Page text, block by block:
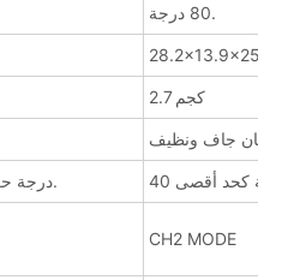
80 درجة.
2.7 كجم
مكان جاف ونظيف
درجة حرارة التشغيل. مئوية كحد أقصى
CH2 MODE